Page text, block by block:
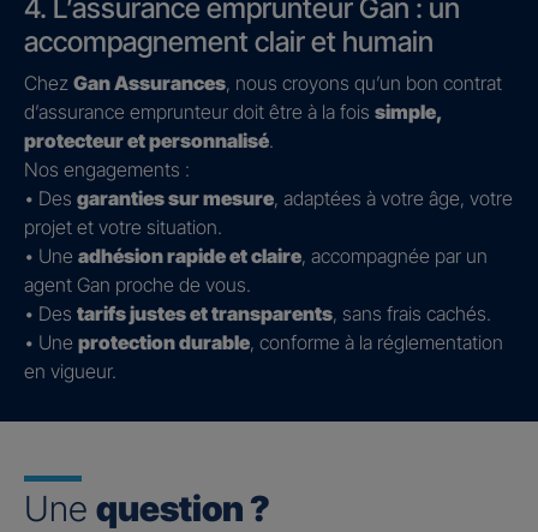
4. L’assurance emprunteur Gan : un
accompagnement clair et humain
Chez Gan Assurances, nous croyons qu’un bon contrat
d’assurance emprunteur doit être à la fois simple,
protecteur et personnalisé.
Nos engagements :
• Des garanties sur mesure, adaptées à votre âge, votre
projet et votre situation.
• Une adhésion rapide et claire, accompagnée par un
agent Gan proche de vous.
• Des tarifs justes et transparents, sans frais cachés.
• Une protection durable, conforme à la réglementation
en vigueur.
Une question ?